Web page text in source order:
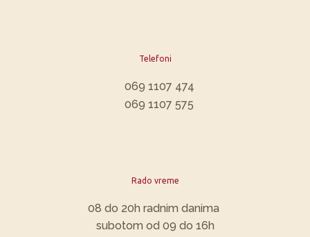
Telefoni
069 1107 474
069 1107 575
Rado vreme
​08 do 20h radnim danima
subotom od 09 do 16h